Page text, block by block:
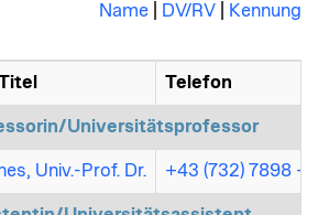
Name
DV/RV Kennung
Telefon
Universitätsprofessor
Univ.-Prof. Dr. +43 (732) 7898 -